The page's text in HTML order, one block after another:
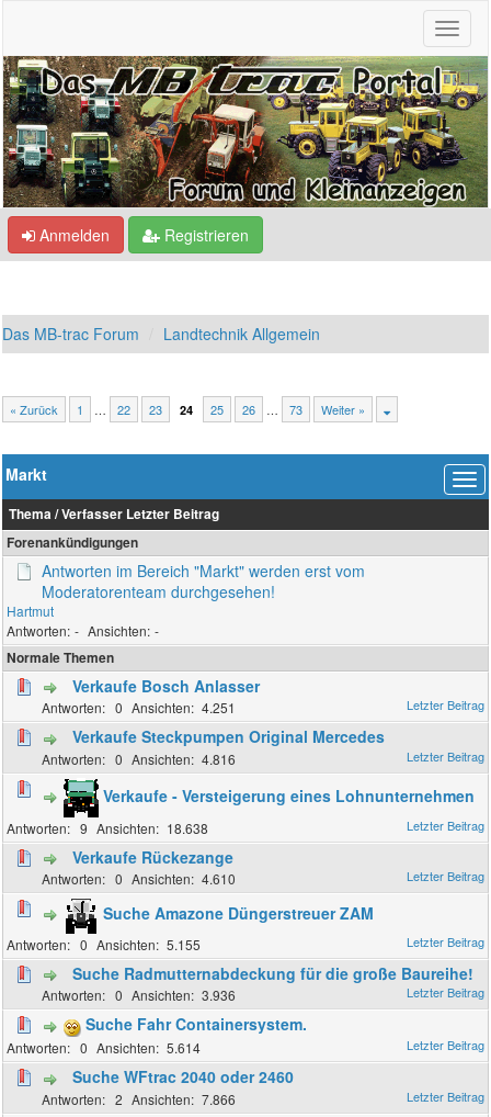
Anmelden Registrieren
Das MB-trac Forum Landtechnik Allgemein
« Zurück 1 … 22 23 24 25 26 … 73 Weiter »
Markt
Thema /Verfasser Letzter Beitrag
Forenankündigungen
Antworten im Bereich "Markt" werden erst vom
Moderatorenteam durchgesehen!
Hartmut
-
-
Normale Themen
Verkaufe Bosch Anlasser
0 4.251
Verkaufe Steckpumpen Original Mercedes
0 4.816
Verkaufe - Versteigerung eines Lohnunternehmen
9 18.638
Verkaufe Rückezange
0 4.610
Suche Amazone Düngerstreuer ZAM
0 5.155
Suche Radmutternabdeckung für die große Baureihe!
0 3.936
Suche Fahr Containersystem.
0 5.614
Suche WFtrac 2040 oder 2460
2 7.866